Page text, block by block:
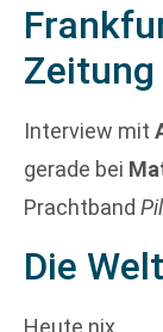
Zeitung
Interview mit
gerade bei
Prachtband
Die Welt
Heute nix.